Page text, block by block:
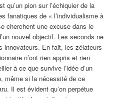
qu’un pion sur l’échiquier de la
fanatiques de « l’individualisme à
cherchent une excuse dans le
nouvel objectif. Les seconds ne
innovateurs. En fait, les zélateurs
n’ont rien appris et rien
à ce que survive l’idée d’un
même si la nécessité de ce
Il est évident qu’on perpétue